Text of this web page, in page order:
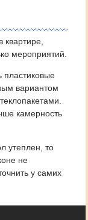
мероприятий.
пластиковые
вариантом
камерность
утеплен, то
не
у самих